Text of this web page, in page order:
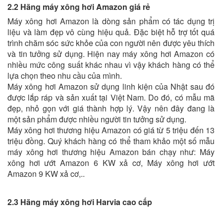
2.2 Hãng máy xông hơi Amazon giá rẻ
Máy xông hơi Amazon là dòng sản phẩm có tác dụng trị
liệu và làm đẹp vô cùng hiệu quả. Đặc biệt hỗ trợ tốt quá
trình chăm sóc sức khỏe của con người nên được yêu thích
và tin tưởng sử dụng. Hiện nay máy xông hơi Amazon có
nhiều mức công suất khác nhau vì vậy khách hàng có thể
lựa chọn theo nhu cầu của mình.
Máy xông hơi Amazon sử dụng linh kiện của Nhật sau đó
được lắp ráp và sản xuất tại Việt Nam. Do đó, có mẫu mã
đẹp, nhỏ gọn với giá thành hợp lý. Vậy nên đây đang là
một sản phẩm được nhiều người tin tưởng sử dụng.
Máy xông hơi thương hiệu Amazon có giá từ 5 triệu đến 13
triệu đồng. Quý khách hàng có thể tham khảo một số mẫu
máy xông hơi thương hiệu Amazon bán chạy như: Máy
xông hơi ướt Amazon 6 KW xả cơ, Máy xông hơi ướt
Amazon 9 KW xả cơ,..
2.3 Hãng máy xông hơi Harvia cao cấp